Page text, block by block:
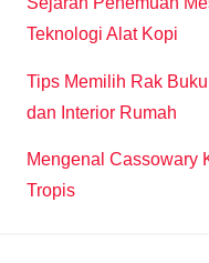
Teknologi Alat Kopi
Tips Memilih Rak
dan Interior Rumah
Mengenal Cassowary
Tropis